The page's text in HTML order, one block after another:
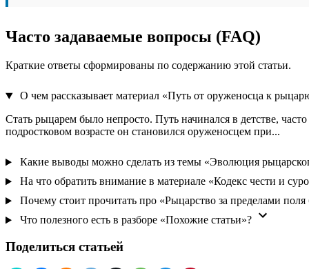
Часто задаваемые вопросы (FAQ)
Краткие ответы сформированы по содержанию этой статьи.
О чем рассказывает материал «Путь от оруженосца к
Стать рыцарем было непросто. Путь начинался в детстве,
подростковом возрасте он становился оруженосцем при...
Какие выводы можно сделать из темы «Эволюция
На что обратить внимание в материале «Кодекс чести и
Почему стоит прочитать про «Рыцарство за пределами поля
Что полезного есть в разборе «Похожие статьи»?
Поделиться статьей